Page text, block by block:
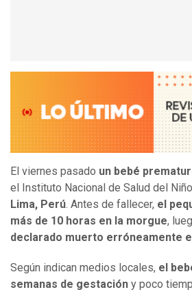
El viernes pasado un bebé
el Instituto Nacional de Salud del
Lima, Perú. Antes de fallecer, el
más de 10 horas en la morgue,
declarado muerto erróneamente
Según indican medios locales, el
semanas de gestación y poco